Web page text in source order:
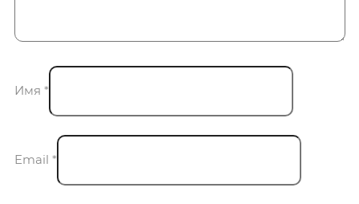
Имя *
Email *